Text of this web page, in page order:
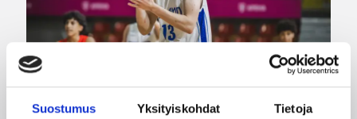
Suostumus Yksityiskohdat Tietoja